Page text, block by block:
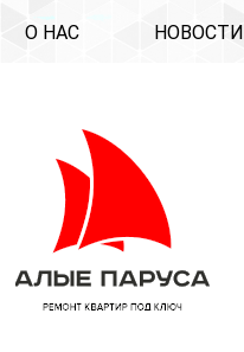
О НАС НОВОСТИ